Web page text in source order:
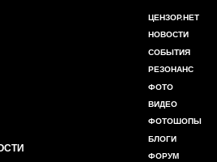
ЦЕНЗОР.НЕТ
НОВОСТИ
СОБЫТИЯ
РЕЗОНАНС
ФОТО
ВИДЕО
ФОТОШОПЫ
БЛОГИ
ФОРУМ